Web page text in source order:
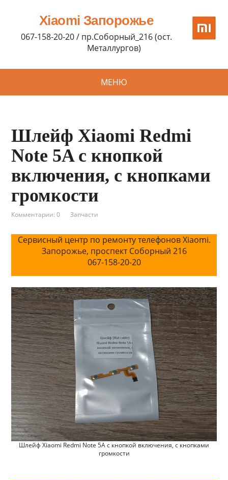
Xiaomi Запорожье
067-158-20-20 / пр.Соборный_216 (ост.
Металлургов)
МЕНЮ
Шлейф Xiaomi Redmi
Note 5A с кнопкой
включения, с кнопками
громкости
Комментарии: 0 Запчасти
Сервисный центр по ремонту телефонов Xiaomi.
Запорожье, проспект Соборный 216
067-158-20-20
Шлейф Xiaomi Redmi Note 5A с кнопкой включения, с кнопками
громкости